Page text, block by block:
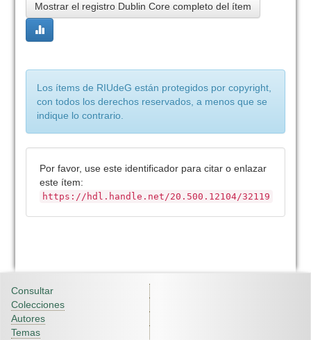
Mostrar el registro Dublin Core completo del ítem
Los ítems de RIUdeG están protegidos por copyright,
con todos los derechos reservados, a menos que se
indique lo contrario.
Por favor, use este identificador para citar o enlazar
este ítem:
https://hdl.handle.net/20.500.12104/32119
Consultar
Colecciones
Autores
Temas